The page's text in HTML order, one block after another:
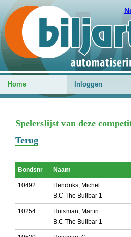
Home Inloggen
Spelerslijst van deze
Terug
Bondsnr Naam
10492
Hendriks, Michel
B.C The Bullbar 1
10254
Huisman, Martin
B.C The Bullbar 1